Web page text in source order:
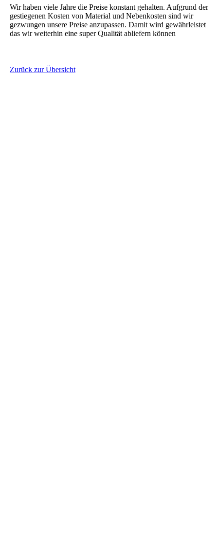
Wir haben viele Jahre die Preise konstant gehalten. Aufgrund der
gestiegenen Kosten von Material und Nebenkosten sind wir
gezwungen unsere Preise anzupassen. Damit wird gewährleistet
das wir weiterhin eine super Qualität abliefern können
Zurück zur Übersicht